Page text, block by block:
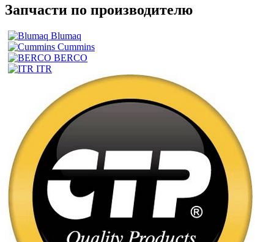
Запчасти по производителю
Blumaq
Cummins
BERCO
ITR